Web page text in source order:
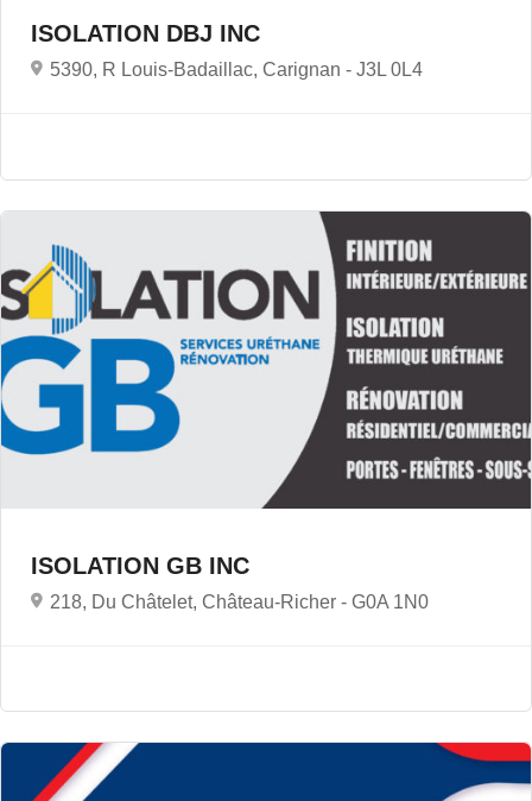
ISOLATION DBJ INC
5390, R Louis-Badaillac, Carignan - J3L 0L4
ISOLATION GB INC
218, Du Châtelet, Château-Richer - G0A 1N0